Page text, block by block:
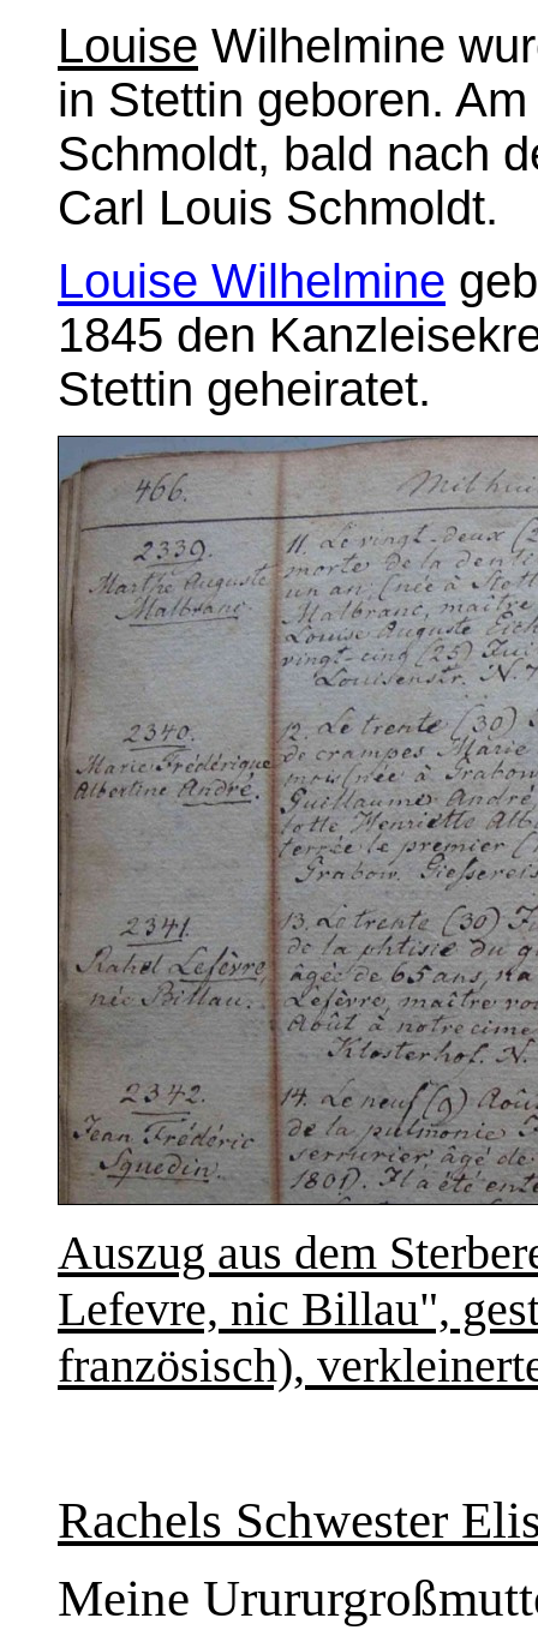
Louise Wilhelmine
in Stettin geboren.
Schmoldt, bald nach
Carl Louis Schmoldt.
Louise Wilhelmine
1845 den
Stettin geheiratet.
Auszug aus dem
Lefevre, nic Billau",
französisch),
Rachels Schwester
Meine